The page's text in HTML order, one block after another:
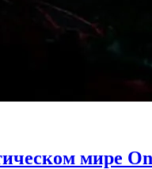
мире